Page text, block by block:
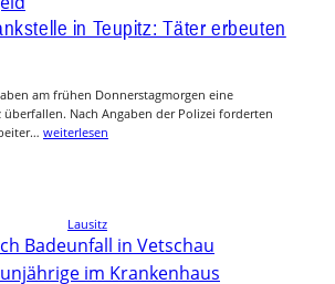
in Teupitz: Täter erbeuten
am frühen Donnerstagmorgen eine
Nach Angaben der Polizei forderten
weiterlesen
Lausitz